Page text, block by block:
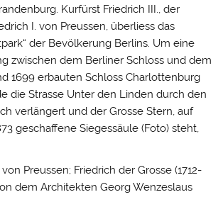
Kurfürst Friedrich III., der
I. von Preussen, überliess das
der Bevölkerung Berlins. Um eine
zwischen dem Berliner Schloss und dem
1699 erbauten Schloss Charlottenburg
die Strasse Unter den Linden durch den
verlängert und der Grosse Stern, auf
geschaffene Siegessäule (Foto) steht,
Preussen; Friedrich der Grosse (1712-
dem Architekten Georg Wenzeslaus